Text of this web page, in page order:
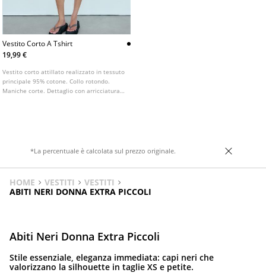
Vestito Corto A Tshirt
19,99 €
Vestito corto attillato realizzato in tessuto
principale 95% cotone. Collo rotondo.
Maniche corte. Dettaglio con arricciatura
*La percentuale è calcolata sul prezzo originale.
HOME VESTITI
VESTITI
ABITI NERI DONNA EXTRA PICCOLI
Abiti Neri Donna Extra Piccoli
Stile essenziale, eleganza immediata: capi neri che
valorizzano la silhouette in taglie XS e petite.